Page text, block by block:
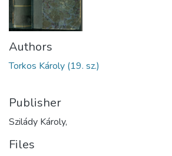
Authors
Torkos Károly (19. sz.)
Publisher
Szilády Károly,
Files